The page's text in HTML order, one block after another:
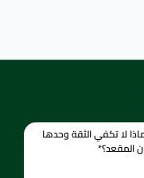
لا تكفي الثقة وحدها
المقعد؟*